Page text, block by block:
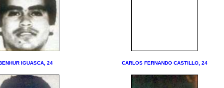
IGUASCA, 24 CARLOS FERNANDO CASTILLO, 24